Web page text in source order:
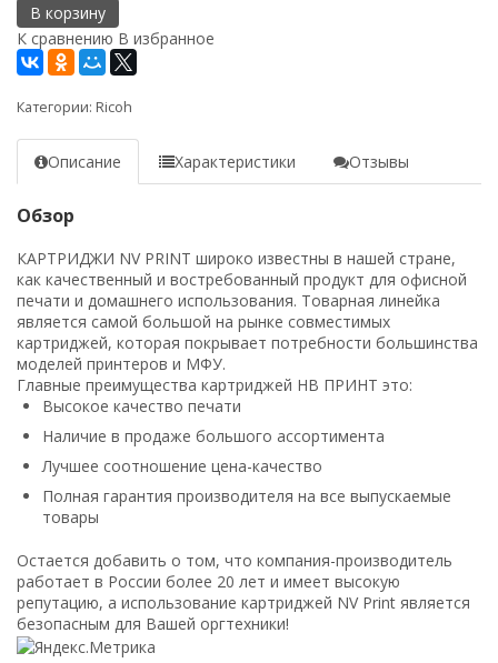
В корзину
К сравнению В избранное
Категории: Ricoh
Описание Характеристики Отзывы
Обзор
КАРТРИДЖИ NV PRINT широко известны в нашей стране,
как качественный и востребованный продукт для офисной
печати и домашнего использования. Товарная линейка
является самой большой на рынке совместимых
картриджей, которая покрывает потребности большинства
моделей принтеров и МФУ.
Главные преимущества картриджей НВ ПРИНТ это:
Высокое качество печати
Наличие в продаже большого ассортимента
Лучшее соотношение цена-качество
Полная гарантия производителя на все выпускаемые
товары
Остается добавить о том, что компания-производитель
работает в России более 20 лет и имеет высокую
репутацию, а использование картриджей NV Print является
безопасным для Вашей оргтехники!